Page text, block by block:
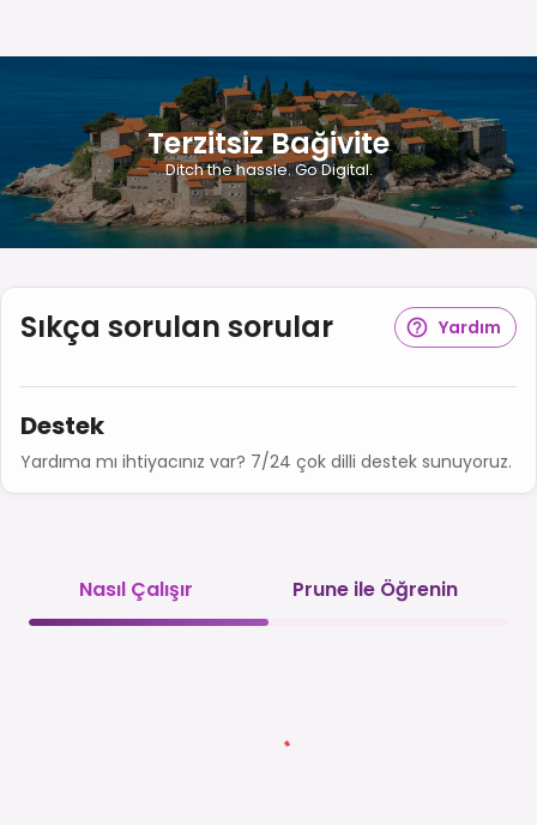
Terzitsiz Bağivite
Ditch the hassle. Go Digital.
Sıkça sorulan sorular Yardım
Destek
Yardıma mı ihtiyacınız var? 7/24 çok dilli destek sunuyoruz.
Nasıl Çalışır Prune ile Öğrenin